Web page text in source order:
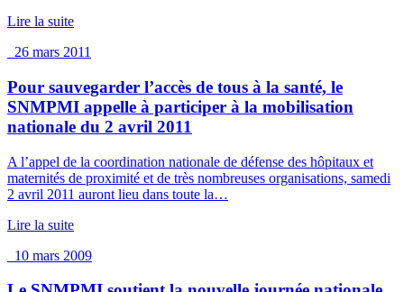
Lire la suite
26 mars 2011
Pour sauvegarder l’accès de tous à la santé, le
SNMPMI appelle à participer à la mobilisation
nationale du 2 avril 2011
A l’appel de la coordination nationale de défense des hôpitaux et
maternités de proximité et de très nombreuses organisations, samedi
2 avril 2011 auront lieu dans toute la…
Lire la suite
10 mars 2009